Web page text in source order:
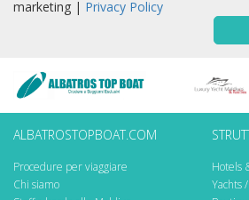
marketing | Privacy Policy
ALBATROSTOPBOAT.COM
Procedure per viaggiare
Chi siamo
Hotels
Yachts